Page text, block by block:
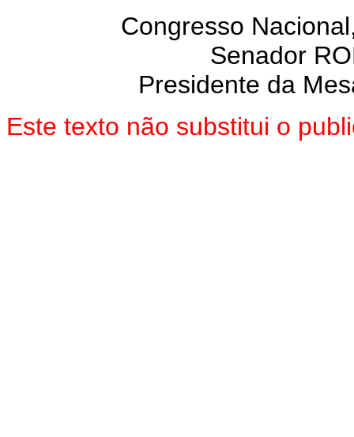
Congresso
Senador
Presidente da
Este texto não substitui o